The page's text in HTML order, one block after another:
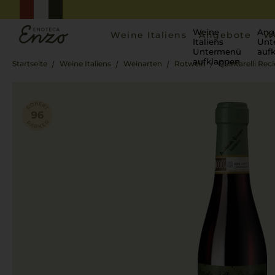
Weine Italiens
Weine
Italiens
Untermenü
aufklappen
Angebote
Startseite Weine Italiens Weinarten Rotwein Quintarelli